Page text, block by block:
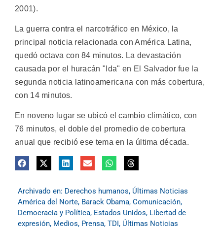
2001).
La guerra contra el narcotráfico en México, la
principal noticia relacionada con América Latina,
quedó octava con 84 minutos. La devastación
causada por el huracán "Ida" en El Salvador fue la
segunda noticia latinoamericana con más cobertura,
con 14 minutos.
En noveno lugar se ubicó el cambio climático, con
76 minutos, el doble del promedio de cobertura
anual que recibió ese tema en la última década.
Archivado en: Derechos humanos, Últimas Noticias
América del Norte, Barack Obama, Comunicación,
Democracia y Política, Estados Unidos, Libertad de
expresión, Medios, Prensa, TDI, Últimas Noticias